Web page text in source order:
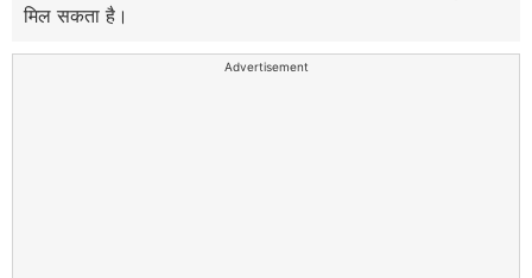
मिल सकता है।
Advertisement